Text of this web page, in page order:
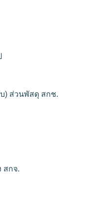
) ส่วนพัสดุ สกช.
สกจ.